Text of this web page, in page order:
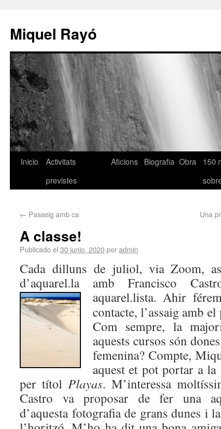
Miquel Rayó
Inicio
Activitats
previstes
Aficions Biografia Obra
150
← Passeig amb ca Una
A classe!
Publicado el 30 junio, 2020poradmin
Cada dilluns de juliol, via Zoom,
d’aquarel.la amb Francisco
aquarel.lista. Ahir
contacte, l’assaig amb
Com sempre, la
aquests cursos són
femenina? Compte,
aquest et pot portar a
per títol Playas. M’interessa
Castro va proposar de fer una
d’aquesta fotografia de grans dunes i